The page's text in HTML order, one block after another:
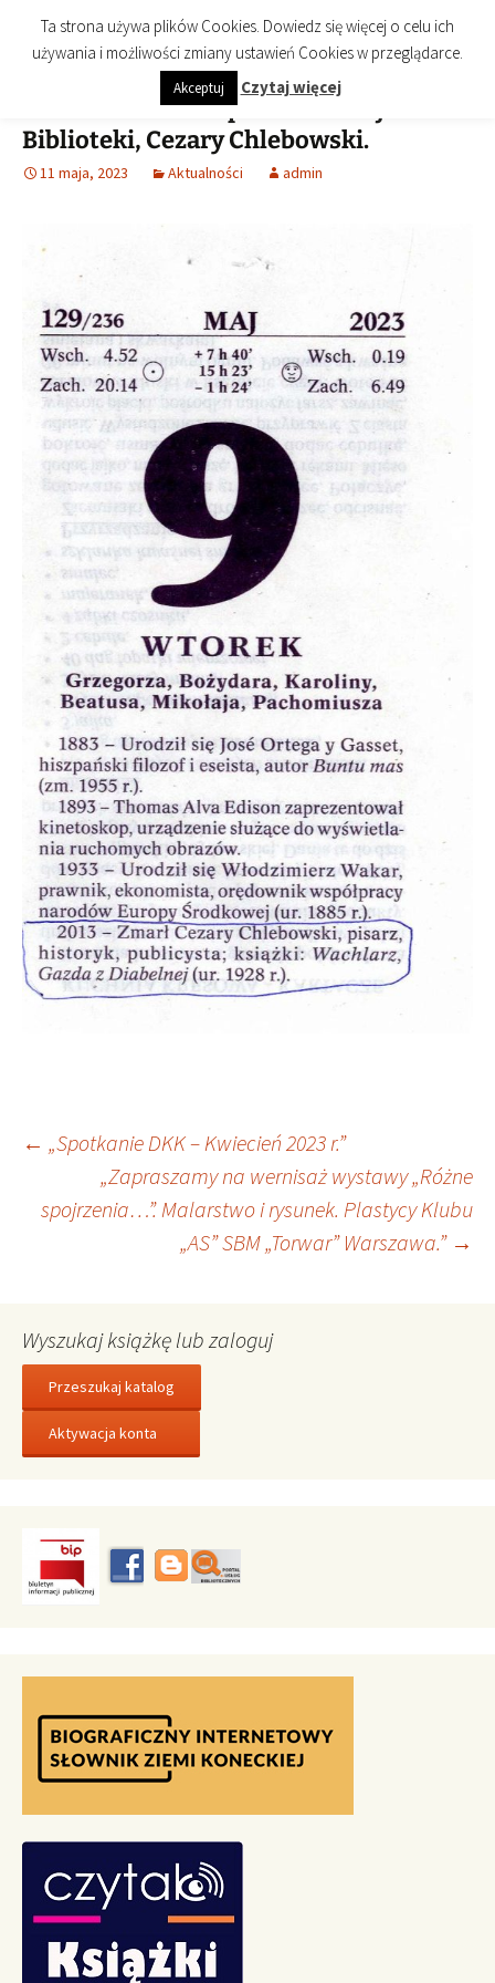
treści
Biblioteka Publiczna Miasta i
Gminy Końskie
imienia Cezarego Chlebowskiego
Menu
10 lat temu zmarł patron naszej
Biblioteki, Cezary Chlebowski.
11 maja, 2023 Aktualności admin
Nawigacja
wpisu
← „Spotkanie DKK – Kwiecień 2023 r.”
„Zapraszamy na wernisaż wystawy „Różne
spojrzenia…”. Malarstwo i rysunek. Plastycy Klubu
„AS” SBM „Torwar” Warszawa.” →
Wyszukaj książkę lub zaloguj
Ta strona używa plików Cookies. Dowiedz się więcej o celu ich
używania i możliwości zmiany ustawień Cookies w przeglądarce.
Akceptuj Czytaj więcej